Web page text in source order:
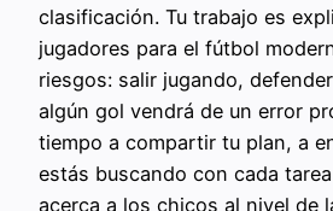
clasificación. Tu trabajo es
jugadores para el fútbol
riesgos: salir jugando,
algún gol vendrá de un error
tiempo a compartir tu plan, a
estás buscando con cada
acerca a los chicos al nivel de